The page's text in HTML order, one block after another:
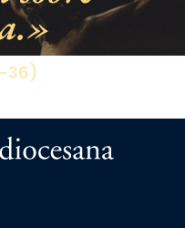
al voltant
de les santes.
un grup de
propis. Festa
ves per les
36)
Cristiana